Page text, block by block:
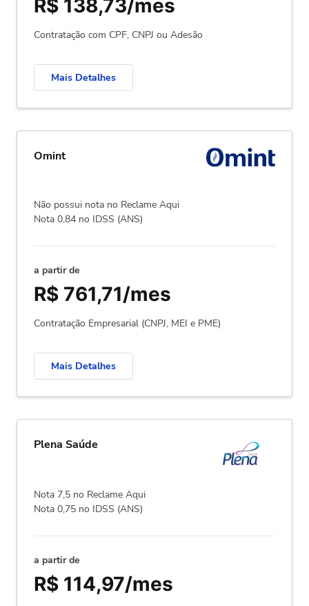
R$ 138,73/mes
Contratação com CPF, CNPJ ou Adesão
Mais Detalhes
Omint
Não possui nota no Reclame Aqui
Nota 0,84 no IDSS (ANS)
a partir de
R$ 761,71/mes
Contratação Empresarial (CNPJ, MEI e PME)
Mais Detalhes
Plena Saúde
Nota 7,5 no Reclame Aqui
Nota 0,75 no IDSS (ANS)
a partir de
R$ 114,97/mes